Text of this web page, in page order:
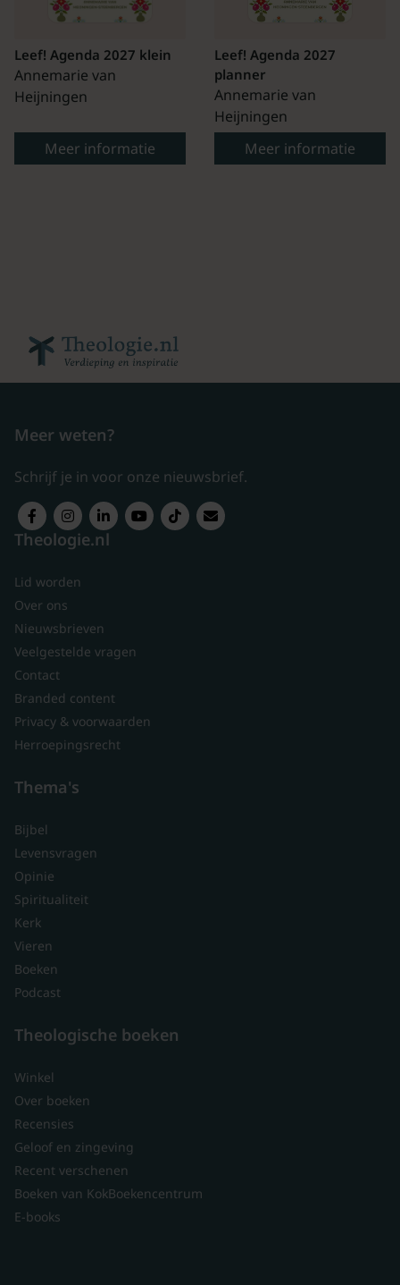
Leef! Agenda 2027 klein
Annemarie van
Heijningen
Meer informatie
Leef! Agenda 2027
planner
Annemarie van
Heijningen
Meer informatie
Meer weten?
Schrijf je in voor onze nieuwsbrief.
Theologie.nl
Lid worden
Over ons
Nieuwsbrieven
Veelgestelde vragen
Contact
Branded content
Privacy & voorwaarden
Herroepingsrecht
Thema's
Bijbel
Levensvragen
Opinie
Spiritualiteit
Kerk
Vieren
Boeken
Podcast
Theologische boeken
Winkel
Over boeken
Recensies
Geloof en zingeving
Recent verschenen
Boeken van KokBoekencentrum
E-books